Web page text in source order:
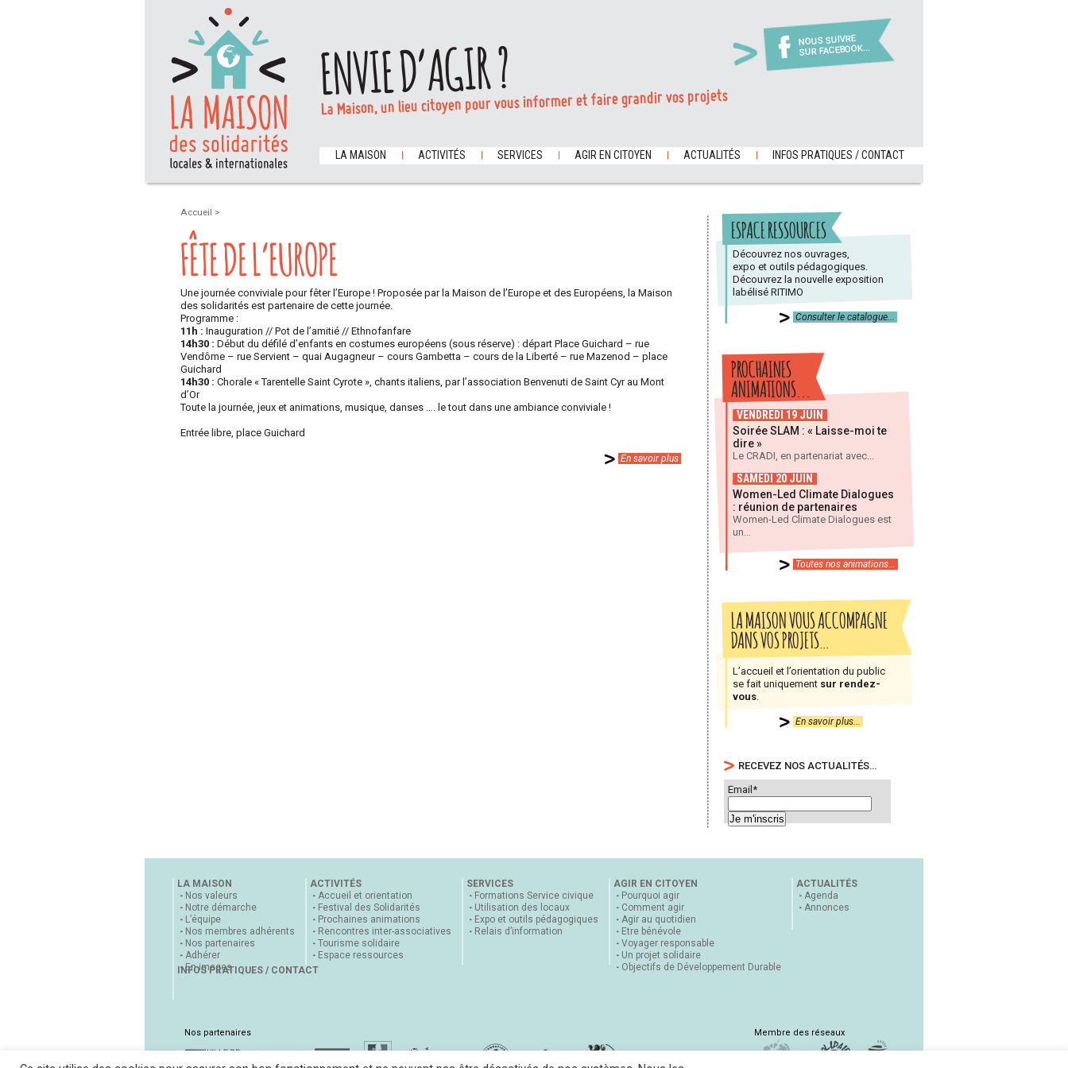
NOUS SUIVRE
SUR FACEBOOK...
ENVIE D’AGIR ?
La Maison, un lieu citoyen pour vous informer et faire grandir vos projets
LA MAISON ACTIVITÉS SERVICES AGIR EN CITOYEN ACTUALITÉS INFOS PRATIQUES / CONTACT
Accueil >
FÊTE DE L’EUROPE
Une journée conviviale pour fêter l’Europe ! Proposée par la Maison de l’Europe et des Européens, la Maison
des solidarités est partenaire de cette journée.
Programme :
11h : Inauguration // Pot de l’amitié // Ethnofanfare
14h30 : Début du défilé d’enfants en costumes européens (sous réserve) : départ Place Guichard – rue
Vendôme – rue Servient – quai Augagneur – cours Gambetta – cours de la Liberté – rue Mazenod – place
Guichard
14h30 : Chorale « Tarentelle Saint Cyrote », chants italiens, par l’association Benvenuti de Saint Cyr au Mont
d’Or
Toute la journée, jeux et animations, musique, danses …. le tout dans une ambiance conviviale !
Entrée libre, place Guichard
En savoir plus
ESPACE RESSOURCES
Découvrez nos ouvrages,
expo et outils pédagogiques.
Découvrez la nouvelle exposition
labélisé RITIMO
Consulter le catalogue...
PROCHAINES
ANIMATIONS...
VENDREDI 19 JUIN
Soirée SLAM : « Laisse-moi te
dire »
Le CRADI, en partenariat avec...
SAMEDI 20 JUIN
Women-Led Climate Dialogues
: réunion de partenaires
Women-Led Climate Dialogues est
un...
Toutes nos animations...
LA MAISON VOUS ACCOMPAGNE
DANS VOS PROJETS…
L’accueil et l’orientation du public
se fait uniquement sur rendez-
vous
En savoir plus...
RECEVEZ NOS ACTUALITÉS…
Email*
LA MAISON
Nos valeurs
Notre démarche
L’équipe
Nos membres adhérents
Nos partenaires
Adhérer
En images
ACTIVITÉS
Accueil et orientation
Festival des Solidarités
Prochaines animations
Rencontres inter-associatives
Tourisme solidaire
Espace ressources
SERVICES
Formations Service civique
Utilisation des locaux
Expo et outils pédagogiques
Relais d’information
AGIR EN CITOYEN
Pourquoi agir
Comment agir
Agir au quotidien
Etre bénévole
Voyager responsable
Un projet solidaire
Objectifs de Développement Durable
ACTUALITÉS
Agenda
Annonces
INFOS PRATIQUES / CONTACT
Nos partenaires Membre des réseaux